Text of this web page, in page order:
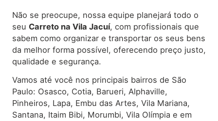
Não se preocupe, nossa equipe planejará todo o
seu Carreto na Vila Jacuí, com profissionais que
sabem como organizar e transportar os seus bens
da melhor forma possível, oferecendo preço justo,
qualidade e segurança.
Vamos até você nos principais bairros de São
Paulo: Osasco, Cotia, Barueri, Alphaville,
Pinheiros, Lapa, Embu das Artes, Vila Mariana,
Santana, Itaim Bibi, Morumbi, Vila Olímpia e em